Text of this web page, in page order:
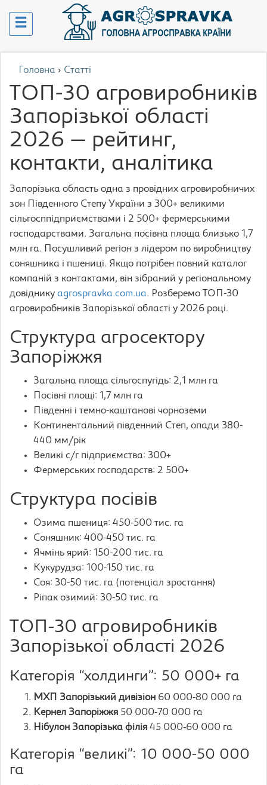
Головна › Статті
ТОП-30 агровиробників
Запорізької області
2026 — рейтинг,
контакти, аналітика
Запорізька область одна з провідних агровиробничих
зон Південного Степу України з 300+ великими
сільгосппідприємствами і 2 500+ фермерськими
господарствами. Загальна посівна площа близько 1,7
млн га. Посушливий регіон з лідером по виробництву
соняшника і пшениці. Якщо потрібен повний каталог
компаній з контактами, він зібраний у регіональному
довіднику agrospravka.com.ua. Розберемо ТОП-30
агровиробників Запорізької області у 2026 році.
Структура агросектору
Запоріжжя
Загальна площа сільгоспугідь: 2,1 млн га
Посівні площі: 1,7 млн га
Південні і темно-каштанові чорноземи
Континентальний південний Степ, опади 380-
440 мм/рік
Великі с/г підприємства: 300+
Фермерських господарств: 2 500+
Структура посівів
Озима пшениця: 450-500 тис. га
Соняшник: 400-450 тис. га
Ячмінь ярий: 150-200 тис. га
Кукурудза: 100-150 тис. га
Соя: 30-50 тис. га (потенціал зростання)
Ріпак озимий: 30-50 тис. га
ТОП-30 агровиробників
Запорізької області 2026
Категорія “холдинги”: 50 000+ га
МХП Запорізький дивізіон 60 000-80 000 га
Кернел Запоріжжя 50 000-70 000 га
Нібулон Запорізька філія 45 000-60 000 га
Категорія “великі”: 10 000-50 000
га